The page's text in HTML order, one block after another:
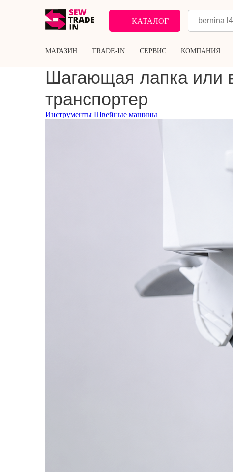
КАТАЛОГ
МАГАЗИН TRADE-IN СЕРВИС КОМПАНИЯ
Шагающая лапка или
транспортер
Инструменты Швейные машины